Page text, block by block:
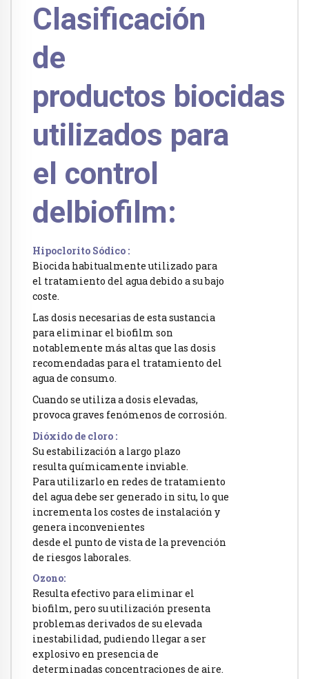
Clasificación
de
productos biocidas
utilizados para
el control
delbiofilm:
Hipoclorito Sódico :
Biocida habitualmente utilizado para
el tratamiento del agua debido a su bajo
coste.
Las dosis necesarias de esta sustancia
para eliminar el biofilm son
notablemente más altas que las dosis
recomendadas para el tratamiento del
agua de consumo.
Cuando se utiliza a dosis elevadas,
provoca graves fenómenos de corrosión.
Dióxido de cloro :
Su estabilización a largo plazo
resulta químicamente inviable.
Para utilizarlo en redes de tratamiento
del agua debe ser generado in situ, lo que
incrementa los costes de instalación y
genera inconvenientes
desde el punto de vista de la prevención
de riesgos laborales.
Ozono:
Resulta efectivo para eliminar el
biofilm, pero su utilización presenta
problemas derivados de su elevada
inestabilidad, pudiendo llegar a ser
explosivo en presencia de
determinadas concentraciones de aire.